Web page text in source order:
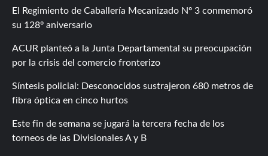
El Regimiento de Caballería Mecanizado Nº 3 conmemoró
su 128º aniversario
ACUR planteó a la Junta Departamental su preocupación
por la crisis del comercio fronterizo
Síntesis policial: Desconocidos sustrajeron 680 metros de
fibra óptica en cinco hurtos
Este fin de semana se jugará la tercera fecha de los
torneos de las Divisionales A y B